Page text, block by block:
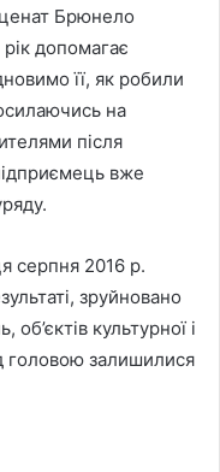
Брюнело
допомагає
її, як робили
на
після
вже
серпня 2016 р.
зруйновано
об’єктів культурної і
головою залишилися